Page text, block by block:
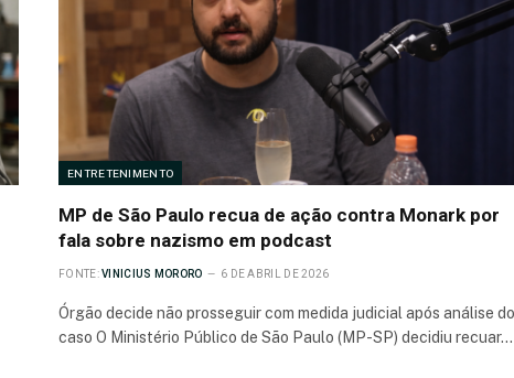
ENTRETENIMENTO
MP de São Paulo recua de ação contra Monark por
fala sobre nazismo em podcast
FONTE: VINICIUS MORORO 6 DE ABRIL DE 2026
Órgão decide não prosseguir com medida judicial após análise do
caso O Ministério Público de São Paulo (MP-SP) decidiu recuar…